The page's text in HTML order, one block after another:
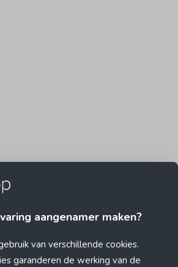
aangenamer maken?
van verschillende cookies.
garanderen de werking van de